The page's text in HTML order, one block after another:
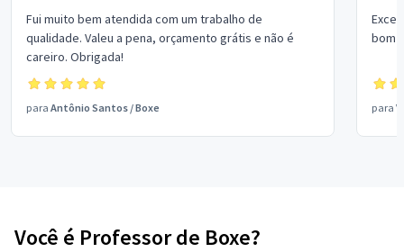
Fui muito bem atendida com um trabalho de
qualidade. Valeu a pena, orçamento grátis e não é
careiro. Obrigada!
para Antônio Santos /Boxe
bom
para
Você é Professor de Boxe?